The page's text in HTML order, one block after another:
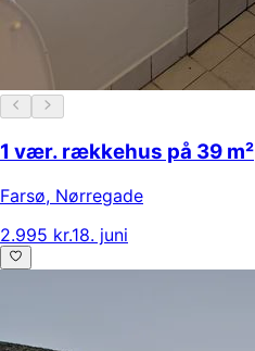
1 vær. rækkehus på 39 m²
Farsø, Nørregade
2.995 kr.18. juni